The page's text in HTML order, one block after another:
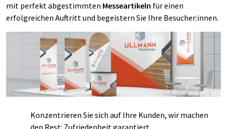
mit perfekt abgestimmten Messeartikeln für einen
erfolgreichen Auftritt und begeistern Sie Ihre Besucher:innen.
Konzentrieren Sie sich auf Ihre Kunden, wir machen
den Rest: Zufriedenheit garantiert